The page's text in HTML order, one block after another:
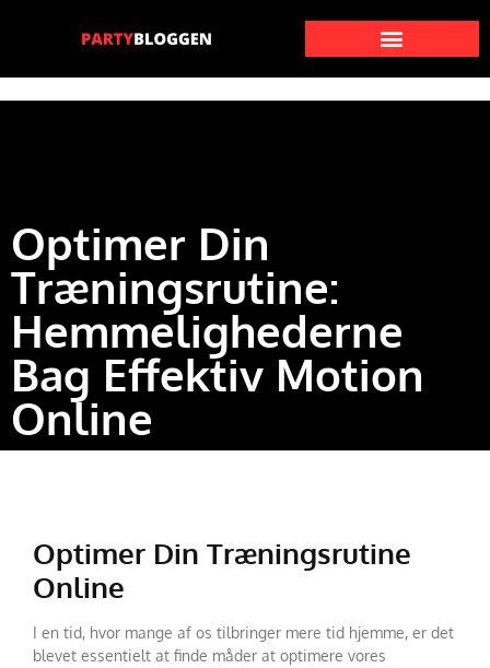
Optimer Din
Træningsrutine:
Hemmelighederne
Bag Effektiv Motion
Online
Optimer Din Træningsrutine
Online
I en tid, hvor mange af os tilbringer mere tid hjemme, er det
blevet essentielt at finde måder at optimere vores